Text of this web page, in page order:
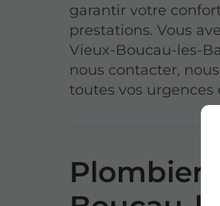
garantir votre
prestations. Vous
Vieux-Boucau-les-
nous contacter,
toutes vos urgences
Plombier